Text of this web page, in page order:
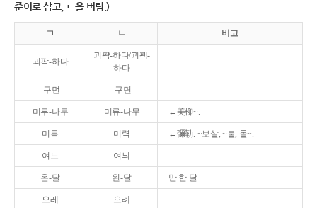
준어로 삼고, ㄴ을 버림.)
ㄱ ㄴ 비고
괴팍-하다
괴퍅-하다/괴팩-
하다
-구먼 -구면
미루-나무 미류-나무 ←美柳~.
미륵 미력 ←彌勒. ~보살, ~불, 돌~.
여느 여늬
온-달 왼-달 만 한 달.
으레 으례